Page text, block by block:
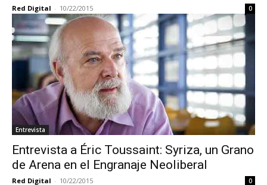
Red Digital - 10/22/2015 0
Entrevista
Entrevista a Éric Toussaint: Syriza, un Grano
de Arena en el Engranaje Neoliberal
Red Digital - 10/22/2015 0